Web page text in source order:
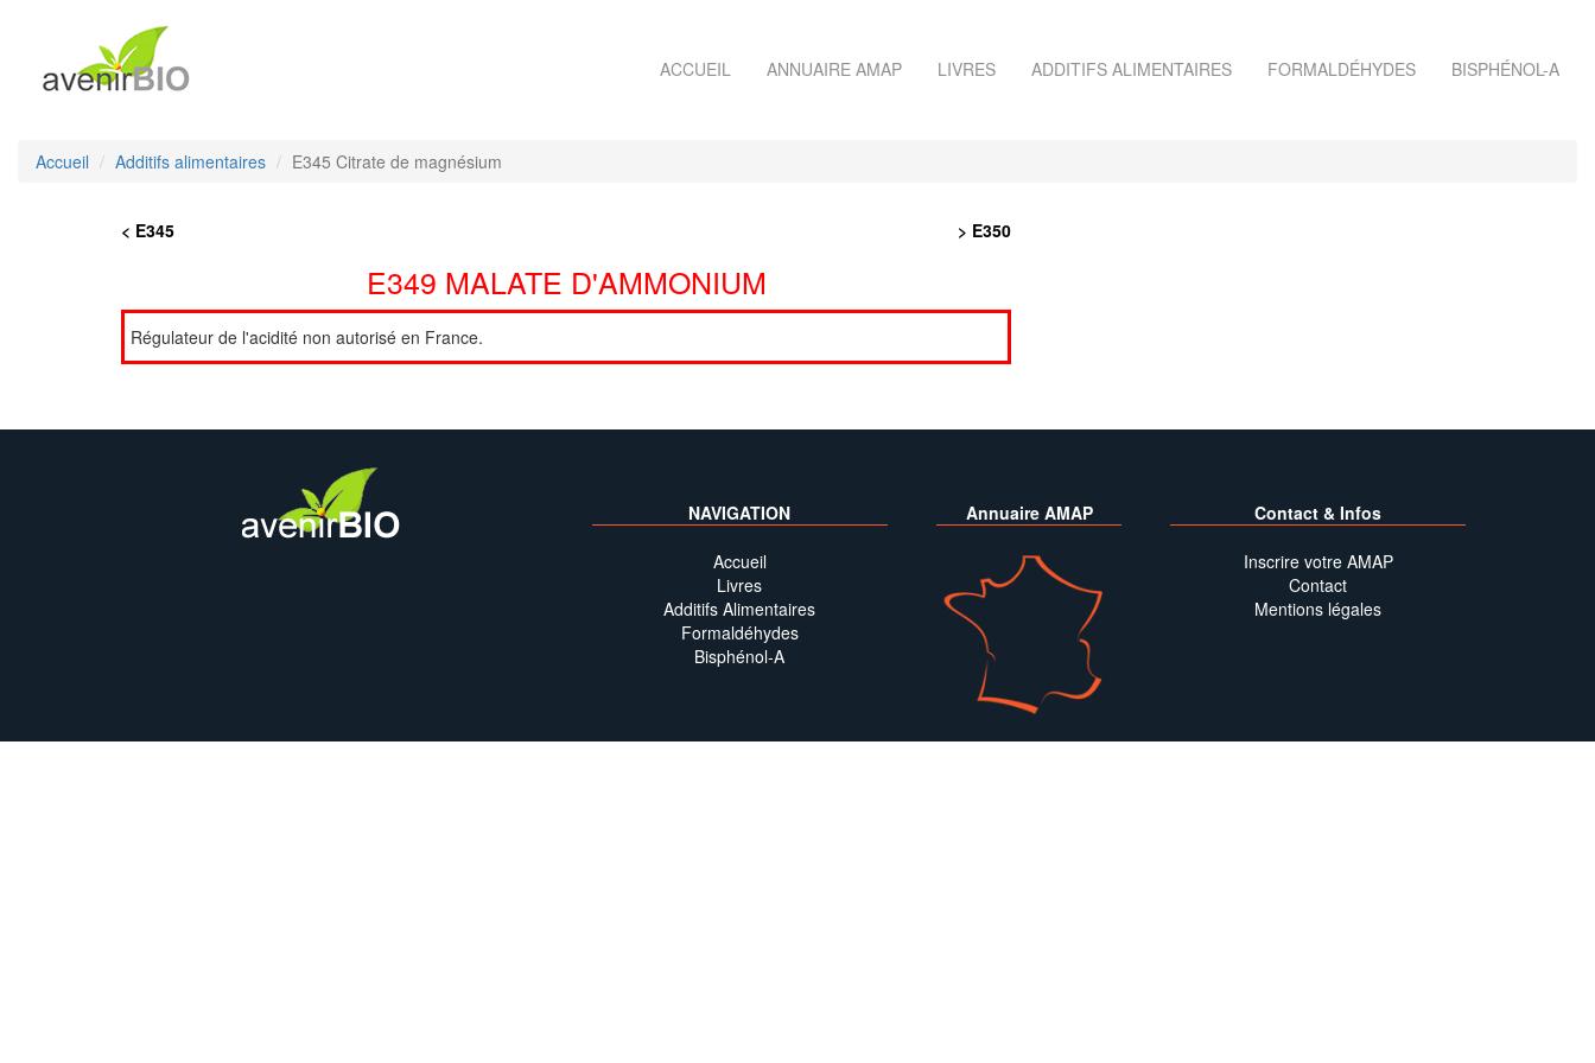
ACCUEIL ANNUAIRE AMAP LIVRES ADDITIFS ALIMENTAIRES FORMALDÉHYDES BISPHÉNOL-A
Accueil Additifs alimentaires E345 Citrate de magnésium
< E345 > E350
E349 MALATE D'AMMONIUM
Régulateur de l'acidité non autorisé en France.
NAVIGATION
Accueil
Livres
Additifs Alimentaires
Formaldéhydes
Bisphénol-A
Annuaire AMAP Contact & Infos
Inscrire votre AMAP
Contact
Mentions légales